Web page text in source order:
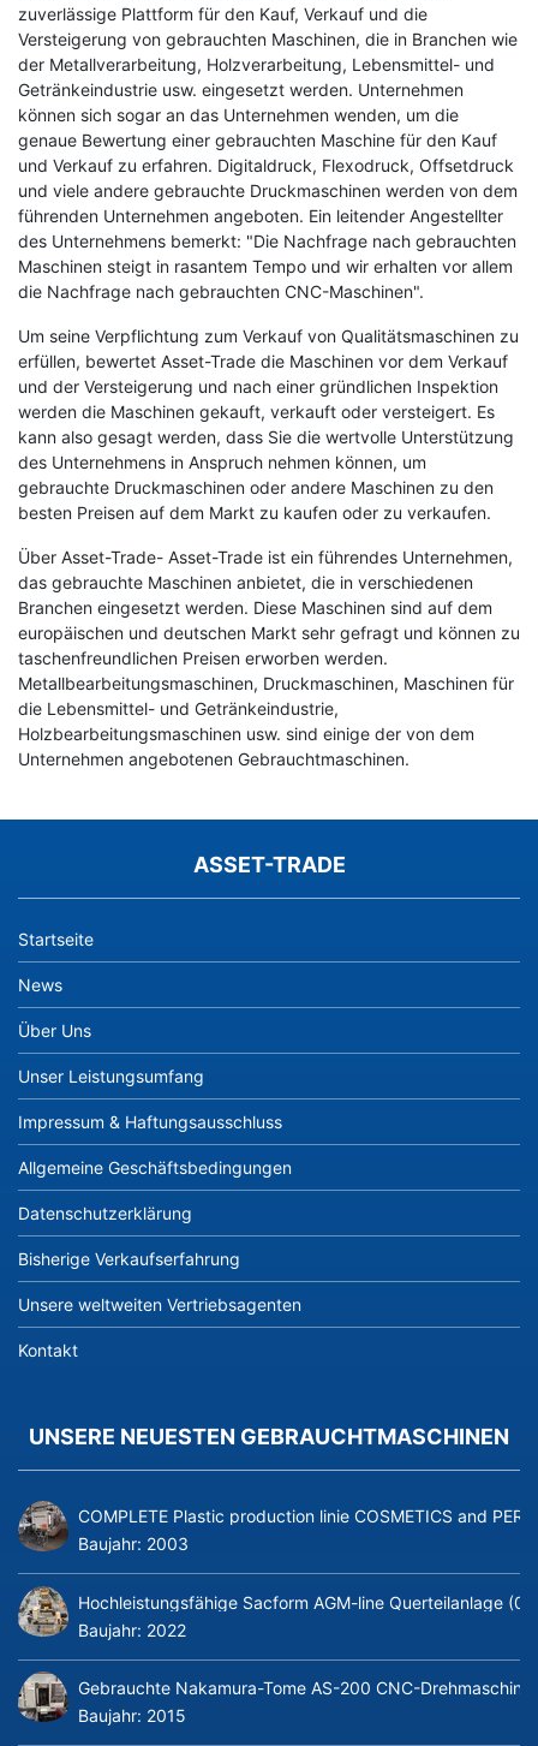
zuverlässige Plattform für den Kauf, Verkauf und die
Versteigerung von gebrauchten Maschinen, die in Branchen wie
der Metallverarbeitung, Holzverarbeitung, Lebensmittel- und
Getränkeindustrie usw. eingesetzt werden. Unternehmen
können sich sogar an das Unternehmen wenden, um die
genaue Bewertung einer gebrauchten Maschine für den Kauf
und Verkauf zu erfahren. Digitaldruck, Flexodruck, Offsetdruck
und viele andere gebrauchte Druckmaschinen werden von dem
führenden Unternehmen angeboten. Ein leitender Angestellter
des Unternehmens bemerkt: "Die Nachfrage nach gebrauchten
Maschinen steigt in rasantem Tempo und wir erhalten vor allem
die Nachfrage nach gebrauchten CNC-Maschinen".
Um seine Verpflichtung zum Verkauf von Qualitätsmaschinen zu
erfüllen, bewertet Asset-Trade die Maschinen vor dem Verkauf
und der Versteigerung und nach einer gründlichen Inspektion
werden die Maschinen gekauft, verkauft oder versteigert. Es
kann also gesagt werden, dass Sie die wertvolle Unterstützung
des Unternehmens in Anspruch nehmen können, um
gebrauchte Druckmaschinen oder andere Maschinen zu den
besten Preisen auf dem Markt zu kaufen oder zu verkaufen.
Über Asset-Trade- Asset-Trade ist ein führendes Unternehmen,
das gebrauchte Maschinen anbietet, die in verschiedenen
Branchen eingesetzt werden. Diese Maschinen sind auf dem
europäischen und deutschen Markt sehr gefragt und können zu
taschenfreundlichen Preisen erworben werden.
Metallbearbeitungsmaschinen, Druckmaschinen, Maschinen für
die Lebensmittel- und Getränkeindustrie,
Holzbearbeitungsmaschinen usw. sind einige der von dem
Unternehmen angebotenen Gebrauchtmaschinen.
ASSET-TRADE
Startseite
News
Über Uns
Unser Leistungsumfang
Impressum & Haftungsausschluss
Allgemeine Geschäftsbedingungen
Datenschutzerklärung
Bisherige Verkaufserfahrung
Unsere weltweiten Vertriebsagenten
Kontakt
UNSERE NEUESTEN GEBRAUCHTMASCHINEN
COMPLETE Plastic production linie COSMETICS and
Baujahr: 2003
Hochleistungsfähige Sacform AGM-line Querteilanlage
Baujahr: 2022
Gebrauchte Nakamura-Tome AS-200 CNC-
Baujahr: 2015